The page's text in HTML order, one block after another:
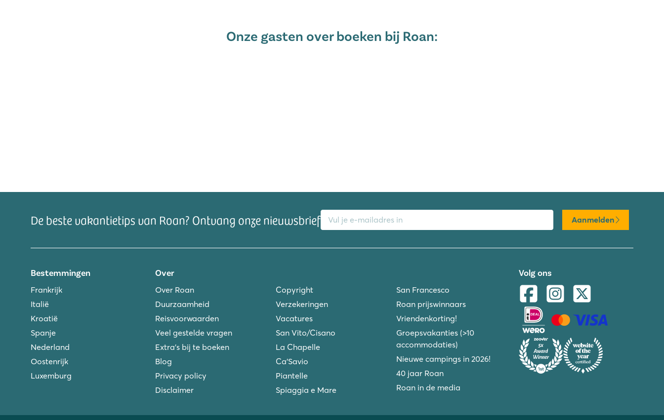
voor een extra comfortabel verblijf. Dat wordt genieten!Onze gasten over boeken bij Roan:
De beste vakantietips van Roan? Ontvang onze nieuwsbrief
E-mailadres
Aanmelden
Bestemmingen
Frankrijk
Italië
Kroatië
Spanje
Nederland
Oostenrijk
Luxemburg
Over
Over Roan
Duurzaamheid
Reisvoorwaarden
Veel gestelde vragen
Extra's bij te boeken
Blog
Privacy policy
Disclaimer
Copyright
Verzekeringen
Vacatures
San Vito/Cisano
La Chapelle
Ca'Savio
Piantelle
Spiaggia e Mare
San Francesco
Roan prijswinnaars
Vriendenkorting!
Groepsvakanties (>10
accommodaties)
Nieuwe campings in 2026!
40 jaar Roan
Roan in de media
Volg ons